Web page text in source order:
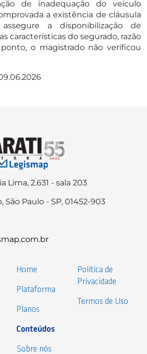
de inadequação do veículo
a existência de cláusula
a disponibilização de
características do segurado, razão
o magistrado não verificou
Lima, 2.631 - sala 203
Paulo - SP, 01452-903
Home
Plataforma
Planos
Conteúdos
Sobre nós
Política de
Privacidade
Termos de Uso